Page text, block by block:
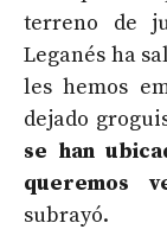
terreno de
Leganés ha
les hemos
dejado
se han
queremos
subrayó.